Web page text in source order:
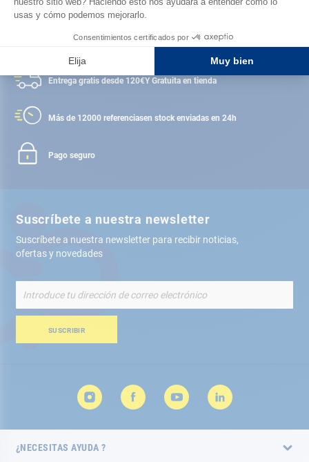
Satisfecho o reembolsado
Entrega gratis desde 120€Y Gratuita en tienda
Más de 12000 referenciasen stock enviadas en 24h
Pago seguro
Suscríbete a nuestra newsletter
Suscríbete a nuestra newsletter para recibir noticias,
ofertas y novedades
nuestro
de
SUSCRIBIR
¿NECESITAS AYUDA ?